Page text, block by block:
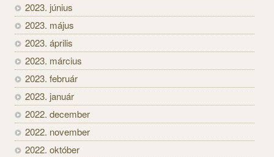
2023. június
2023. május
2023. április
2023. március
2023. február
2023. január
2022. december
2022. november
2022. október